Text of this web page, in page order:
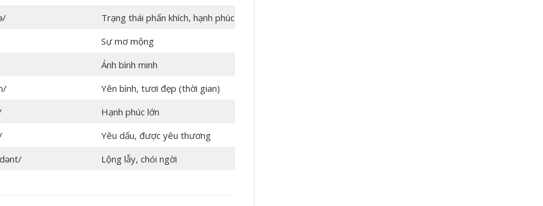
Trạng thái phấn khích, hạnh phúc
Sự mơ mộng
Ánh bình minh
Yên bình, tươi đẹp (thời gian)
Hạnh phúc lớn
Yêu dấu, được yêu thương
Lộng lẫy, chói ngời